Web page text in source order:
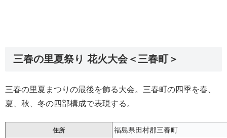
三春の里夏祭り 花火大会＜三春町＞
三春の里夏まつりの最後を飾る大会。三春町の四季を春、
夏、秋、冬の四部構成で表現する。
住所 福島県田村郡三春町